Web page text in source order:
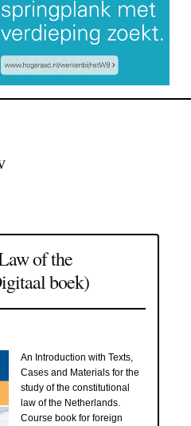
of the
boek)
An Introduction with Texts,
Cases and Materials for the
study of the constitutional
law of the Netherlands.
Course book for foreign